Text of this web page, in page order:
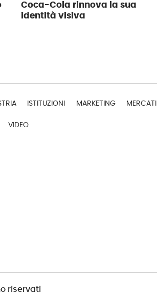
Coca-Cola rinnova la sua
identità visiva
ISTITUZIONI MARKETING MERCATI
VIDEO
riservati